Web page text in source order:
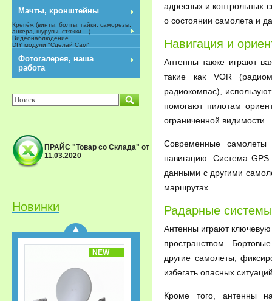
адресных и контрольных
о состоянии самолета и
Навигация и
Антенны также играют
такие как VOR
радиокомпас),
помогают пилотам
ограниченной видимости.
Современные самолеты
навигацию. Система GPS
данными с другими
маршрутах.
Радарные
Антенны играют
пространством.
другие самолеты,
избегать опасных
Кроме того, антенны
Мачты, кронштейны
Крепёж (винты, болты, гайки, саморезы,
анкера, шурупы, стяжки ...)
Видеонаблюдение
DIY модули "Сделай Сам"
Фотогалерея, наша
работа
ПРАЙС "Товар со Склада" от
11.03.2020
Новинки
Спутниковый
Сверхвыгодная
рассрочка!»
NEW